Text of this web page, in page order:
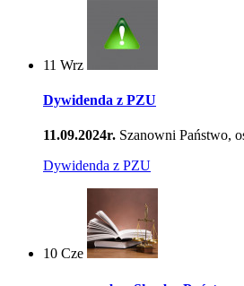
11 Wrz
Dywidenda z PZU
11.09.2024r. Szanowni Państwo,
Dywidenda z PZU
10 Cze